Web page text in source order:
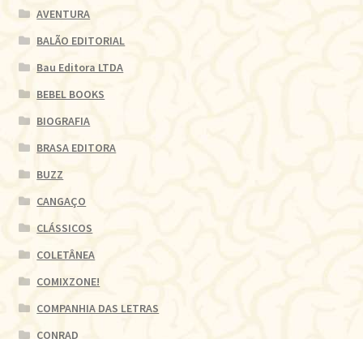
AVENTURA
BALÃO EDITORIAL
Bau Editora LTDA
BEBEL BOOKS
BIOGRAFIA
BRASA EDITORA
BUZZ
CANGAÇO
CLÁSSICOS
COLETÂNEA
COMIXZONE!
COMPANHIA DAS LETRAS
CONRAD